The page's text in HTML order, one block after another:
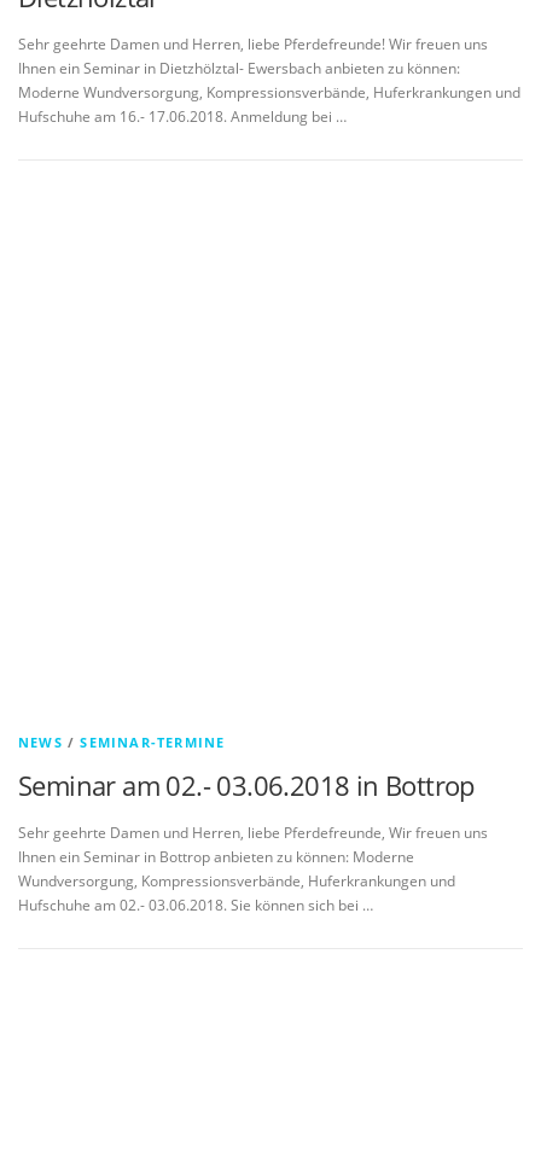
Sehr geehrte Damen und Herren, liebe Pferdefreunde! Wir freuen uns
Ihnen ein Seminar in Dietzhölztal- Ewersbach anbieten zu können:
Moderne Wundversorgung, Kompressionsverbände, Huferkrankungen und
Hufschuhe am 16.- 17.06.2018. Anmeldung bei …
NEWS /SEMINAR-TERMINE
Seminar am 02.- 03.06.2018 in Bottrop
Sehr geehrte Damen und Herren, liebe Pferdefreunde, Wir freuen uns
Ihnen ein Seminar in Bottrop anbieten zu können: Moderne
Wundversorgung, Kompressionsverbände, Huferkrankungen und
Hufschuhe am 02.- 03.06.2018. Sie können sich bei …